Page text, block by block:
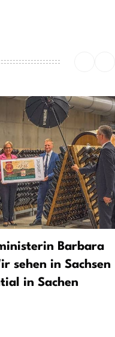
Barbara
sehen in Sachsen
in Sachen